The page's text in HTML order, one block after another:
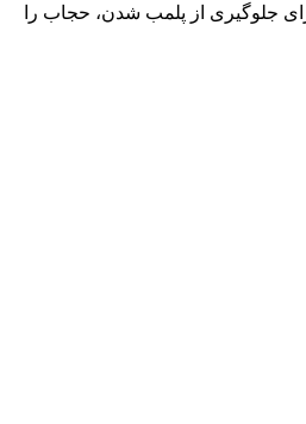
جلوگیری از پلمب شدن، حجاب را